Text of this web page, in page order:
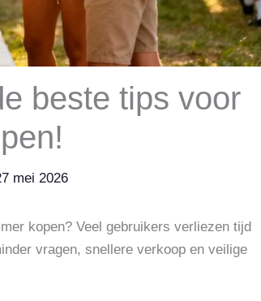
beste tips voor
mei 2026
kopen? Veel gebruikers verliezen tijd
vragen, snellere verkoop en veilige